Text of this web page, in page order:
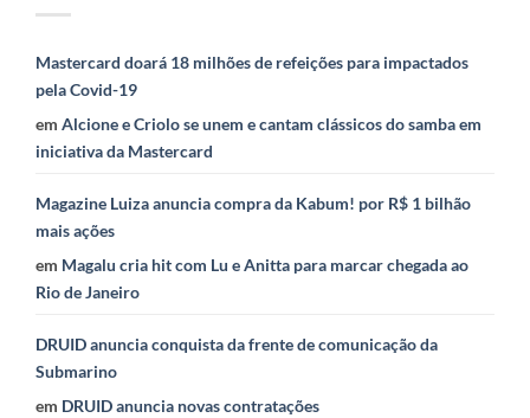
Mastercard doará 18 milhões de refeições para impactados
pela Covid-19
em Alcione e Criolo se unem e cantam clássicos do samba em
iniciativa da Mastercard
Magazine Luiza anuncia compra da Kabum! por R$ 1 bilhão
mais ações
em Magalu cria hit com Lu e Anitta para marcar chegada ao
Rio de Janeiro
DRUID anuncia conquista da frente de comunicação da
Submarino
em DRUID anuncia novas contratações